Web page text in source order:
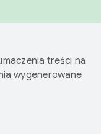
treści na
wygenerowane